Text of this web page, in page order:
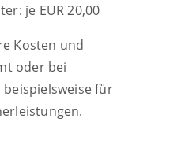
je EUR 20,00
Kosten und
oder bei
für